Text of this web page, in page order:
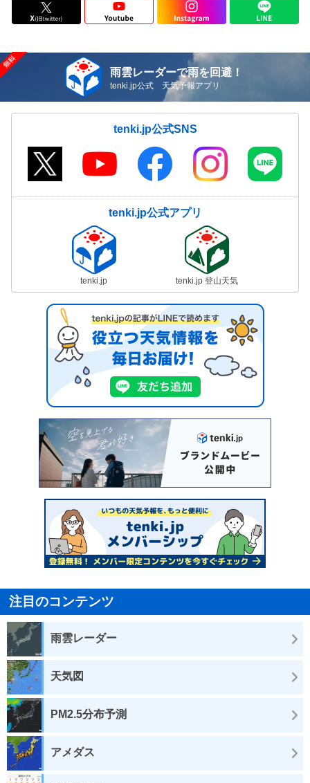
雨雲レーダーで雨を回避！
tenki.jp公式 天気予報アプリ
tenki.jp公式SNS
tenki.jp公式アプリ
tenki.jp tenki.jp 登山天気
注目のコンテンツ
雨雲レーダー
天気図
PM2.5分布予測
アメダス